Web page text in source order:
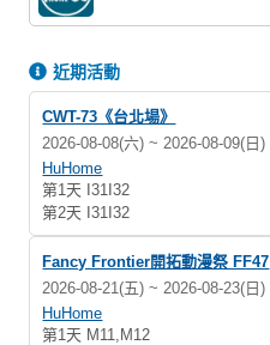
會員中心
近期活動
CWT-73《台北場》
2026-08-08(六) ~ 2026-08-09(日)
HuHome
第1天 I31I32
第2天 I31I32
Fancy Frontier開拓動漫祭 FF47
2026-08-21(五) ~ 2026-08-23(日)
HuHome
第1天 M11,M12